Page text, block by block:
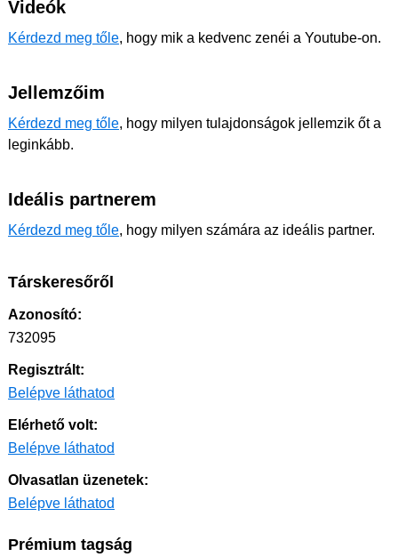
Videók
Kérdezd meg tőle, hogy mik a kedvenc zenéi a Youtube-on.
Jellemzőim
Kérdezd meg tőle, hogy milyen tulajdonságok jellemzik őt a
leginkább.
Ideális partnerem
Kérdezd meg tőle, hogy milyen számára az ideális partner.
Társkeresőről
Azonosító:
732095
Regisztrált:
Belépve láthatod
Elérhető volt:
Belépve láthatod
Olvasatlan üzenetek:
Belépve láthatod
Prémium tagság